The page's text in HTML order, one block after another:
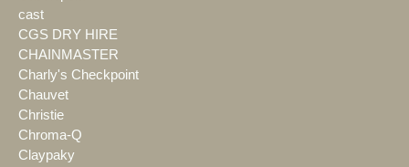
cast
CGS DRY HIRE
CHAINMASTER
Charly's Checkpoint
Chauvet
Christie
Chroma-Q
Claypaky